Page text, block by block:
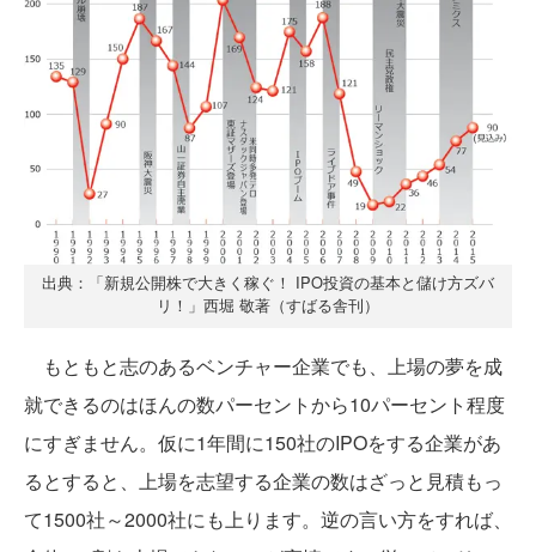
出典：「新規公開株で大きく稼ぐ！ IPO投資の基本と儲け方ズバ
リ！」西堀 敬著（すばる舎刊）
もともと志のあるベンチャー企業でも、上場の夢を成
就できるのはほんの数パーセントから10パーセント程度
にすぎません。仮に1年間に150社のIPOをする企業があ
るとすると、上場を志望する企業の数はざっと見積もっ
て1500社～2000社にも上ります。逆の言い方をすれば、